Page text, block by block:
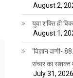
August 2,
युवा शक्ति ही
August 1,
‘विज्ञान वाणी-
संचार का सशक्त
July 31, 2026